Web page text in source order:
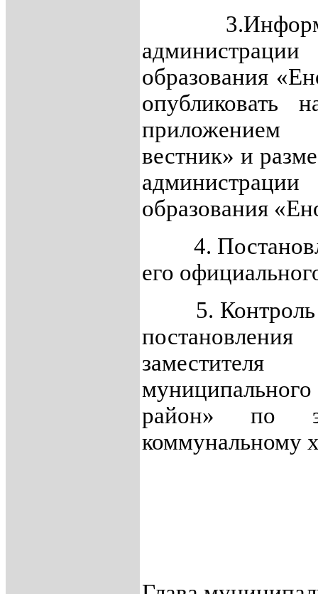
образования
опубликовать
приложением
вестник» и
образования
4.
его
5. Контроль
район» по
коммунальному